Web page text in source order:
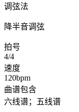
调弦法
降半音调弦
拍号
4/4
速度
120bpm
曲谱包含
六线谱；五线谱